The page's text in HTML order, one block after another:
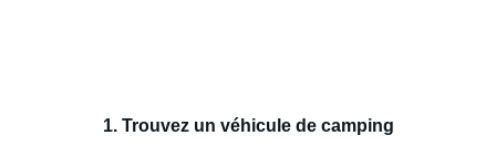
1. Trouvez un véhicule de camping